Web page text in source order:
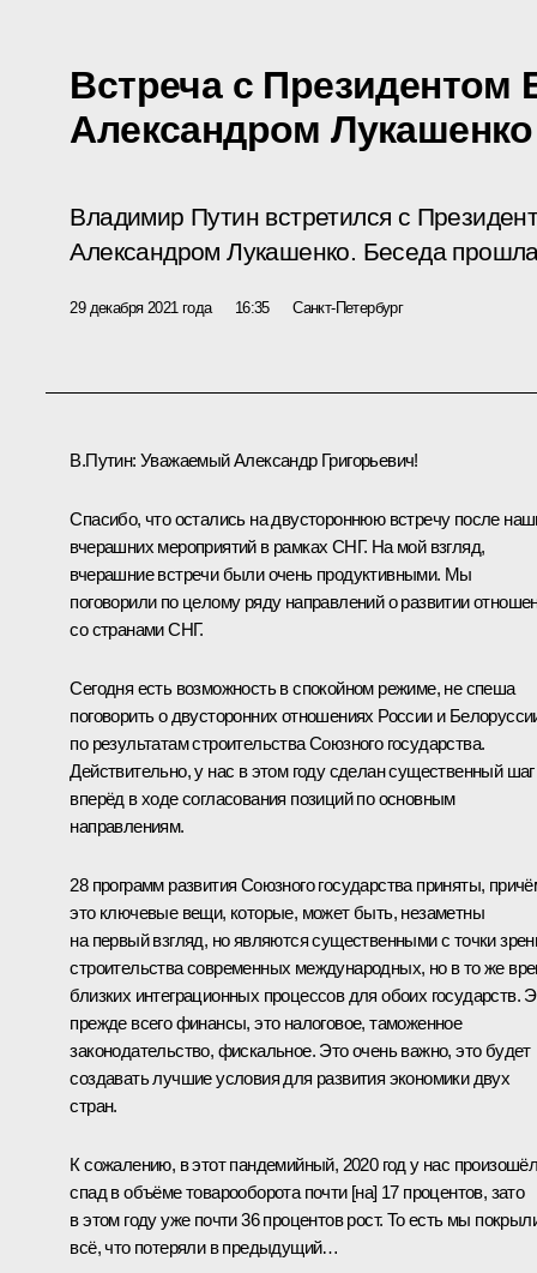
Встреча с Президентом
Александром Лукашенко
Владимир Путин встретился с
Александром Лукашенко. Беседа
29 декабря 2021 года 16:35 Санкт-Петербург
В.Путин: Уважаемый Александр Григорьевич!
Спасибо, что остались на двустороннюю встречу после
вчерашних мероприятийв рамках СНГ. На мой взгляд,
вчерашние встречи были очень продуктивными. Мы
поговорили по целому ряду направлений о развитии
со странами СНГ.
Сегодня есть возможность в спокойном режиме, не спеша
поговорить о двусторонних отношениях России и
по результатам строительства Союзного государства.
Действительно, у нас в этом году сделан существенный шаг
вперёд в ходе согласования позиций по основным
направлениям.
28 программ развития Союзного государства приняты,
это ключевые вещи, которые, может быть, незаметны
на первый взгляд, но являются существенными с точки
строительства современных международных, но в то же
близких интеграционных процессов для обоих государств.
прежде всего финансы, это налоговое, таможенное
законодательство, фискальное. Это очень важно, это будет
создавать лучшие условия для развития экономики двух
стран.
К сожалению, в этот пандемийный, 2020 год у нас
спад в объёме товарооборота почти [на] 17 процентов, зато
в этом году уже почти 36 процентов рост. То есть мы
всё, что потеряли в предыдущий…